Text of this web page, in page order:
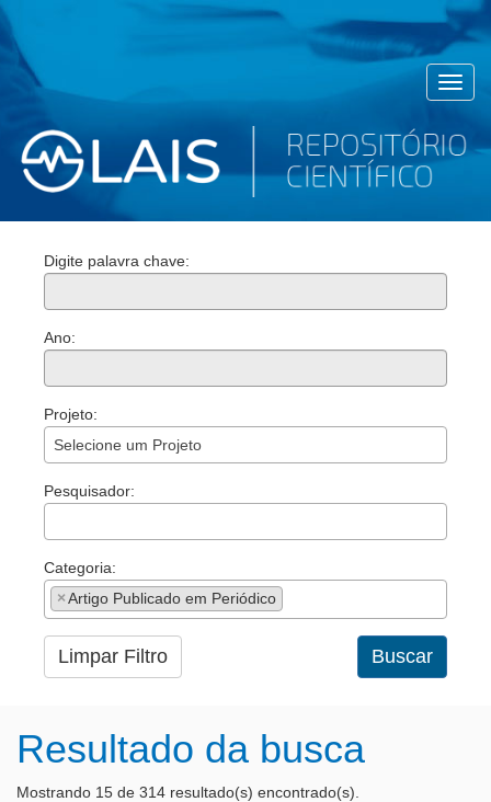
Digite palavra chave:
Ano:
Projeto:
Selecione um Projeto
Pesquisador:
Categoria:
×Artigo Publicado em Periódico
Limpar Filtro Buscar
Resultado da busca
Mostrando 15 de 314 resultado(s) encontrado(s).